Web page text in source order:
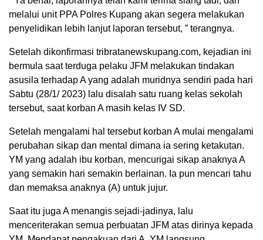
melalui unit PPA Polres Kupang akan segera melakukan
penyelidikan lebih lanjut laporan tersebut, ” terangnya.
Setelah dikonfirmasi tribratanewskupang.com, kejadian ini
bermula saat terduga pelaku JFM melakukan tindakan
asusila terhadap A yang adalah muridnya sendiri pada hari
Sabtu (28/1/ 2023) lalu disalah satu ruang kelas sekolah
tersebut, saat korban A masih kelas IV SD.
Setelah mengalami hal tersebut korban A mulai mengalami
perubahan sikap dan mental dimana ia sering ketakutan.
YM yang adalah ibu korban, mencurigai sikap anaknya A
yang semakin hari semakin berlainan. Ia pun mencari tahu
dan memaksa anaknya (A) untuk jujur.
Saat itu juga A menangis sejadi-jadinya, lalu
menceriterakan semua perbuatan JFM atas dirinya kepada